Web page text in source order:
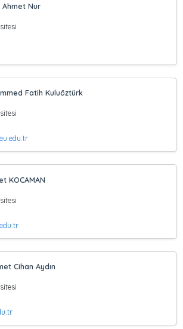
Ahmet Nur
Fatih Kuluöztürk
KOCAMAN
Cihan Aydın